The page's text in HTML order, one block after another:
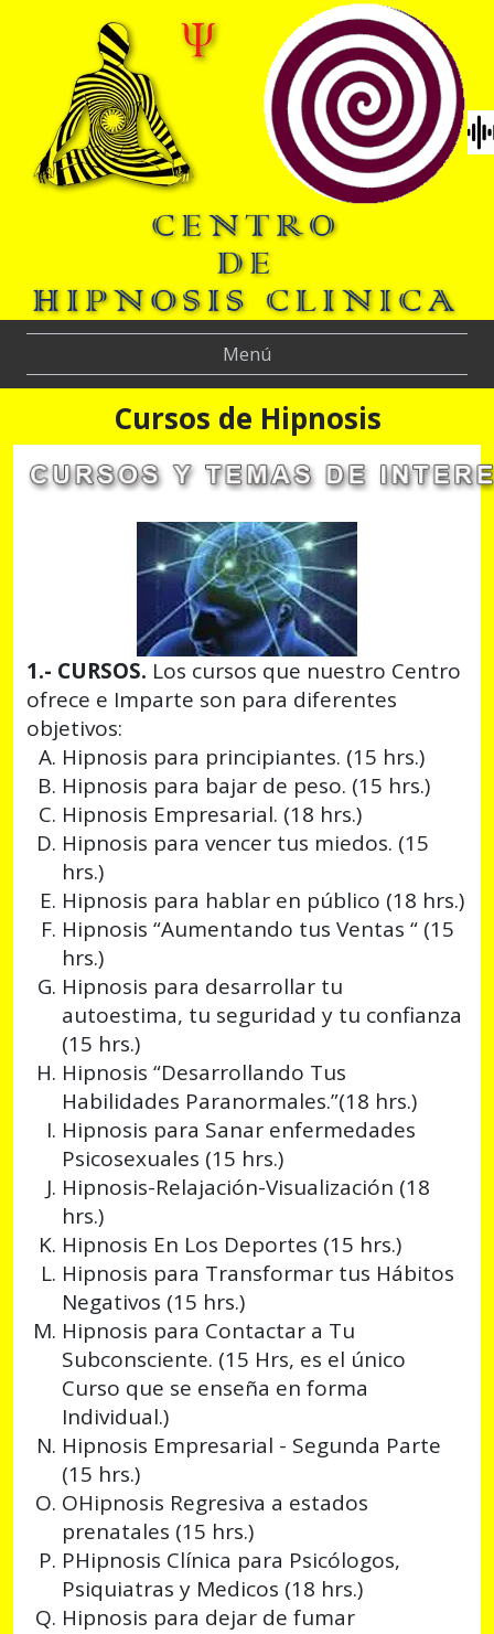
Menú
Cursos de Hipnosis
1.- CURSOS. Los cursos que nuestro Centro
ofrece e Imparte son para diferentes
objetivos:
Hipnosis para principiantes. (15 hrs.)
Hipnosis para bajar de peso. (15 hrs.)
Hipnosis Empresarial. (18 hrs.)
Hipnosis para vencer tus miedos. (15
hrs.)
Hipnosis para hablar en público (18 hrs.)
Hipnosis “Aumentando tus Ventas “ (15
hrs.)
Hipnosis para desarrollar tu
autoestima, tu seguridad y tu confianza
(15 hrs.)
Hipnosis “Desarrollando Tus
Habilidades Paranormales.”(18 hrs.)
Hipnosis para Sanar enfermedades
Psicosexuales (15 hrs.)
Hipnosis-Relajación-Visualización (18
hrs.)
Hipnosis En Los Deportes (15 hrs.)
Hipnosis para Transformar tus Hábitos
Negativos (15 hrs.)
Hipnosis para Contactar a Tu
Subconsciente. (15 Hrs, es el único
Curso que se enseña en forma
Individual.)
Hipnosis Empresarial - Segunda Parte
(15 hrs.)
OHipnosis Regresiva a estados
prenatales (15 hrs.)
PHipnosis Clínica para Psicólogos,
Psiquiatras y Medicos (18 hrs.)
Hipnosis para dejar de fumar